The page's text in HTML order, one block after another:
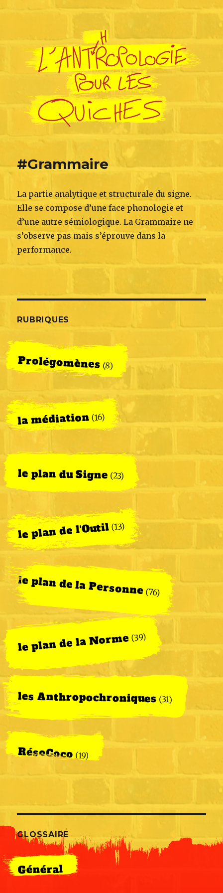
L'Anthropologie pour les Quiches
#Grammaire
La partie analytique et structurale du signe.
Elle se compose d’une face phonologie et
d’une autre sémiologique. La Grammaire ne
s’observe pas mais s’éprouve dans la
performance.
RUBRIQUES
Prolégomènes (8)
la médiation (16)
le plan du Signe (23)
le plan de l'Outil (13)
le plan de la Personne (76)
le plan de la Norme (39)
les Anthropochroniques (31)
RésoCoco(19)
GLOSSAIRE
Général